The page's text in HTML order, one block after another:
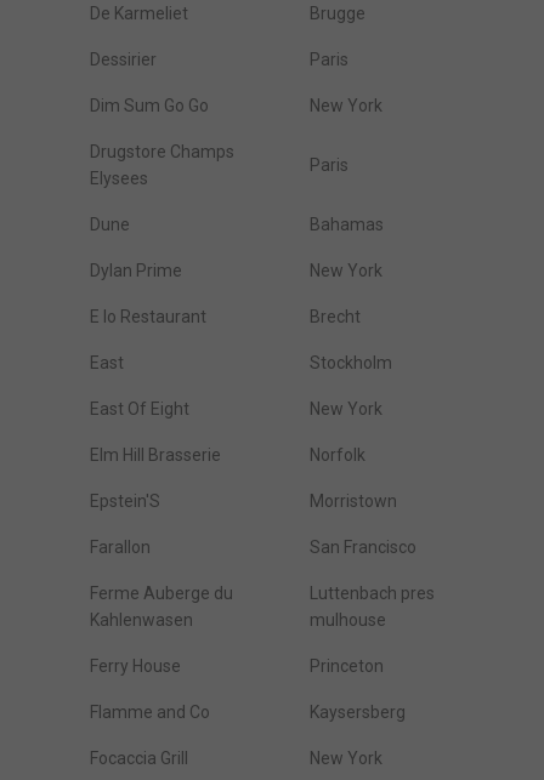
De Karmeliet Brugge
Dessirier Paris
Dim Sum Go Go New York
Drugstore Champs
Elysees
Paris
Dune Bahamas
Dylan Prime New York
E Io Restaurant Brecht
East Stockholm
East Of Eight New York
Elm Hill Brasserie Norfolk
Epstein'S Morristown
Farallon San Francisco
Ferme Auberge du
Kahlenwasen
Luttenbach pres
mulhouse
Ferry House Princeton
Flamme and Co Kaysersberg
Focaccia Grill New York